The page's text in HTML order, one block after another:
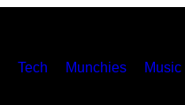
Tech Munchies Music